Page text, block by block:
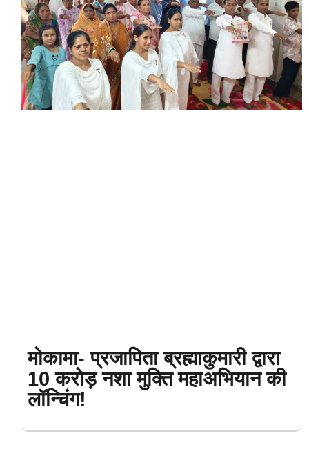
मोकामा- प्रजापिता ब्रह्माकुमारी द्वारा
10 करोड़ नशा मुक्ति महाअभियान की
लॉन्चिंग!